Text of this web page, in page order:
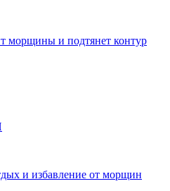
морщины и подтянет контур
и избавление от морщин